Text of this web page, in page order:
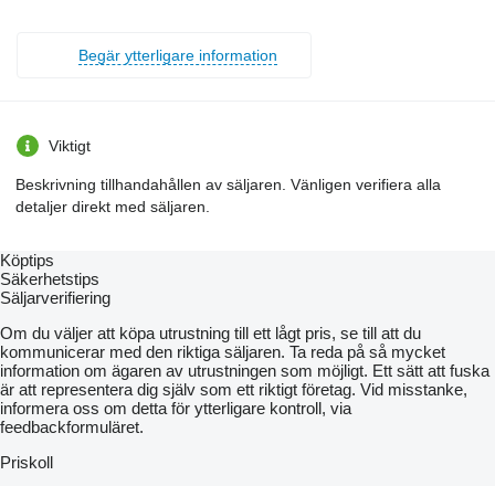
Begär ytterligare information
Viktigt
Beskrivning tillhandahållen av säljaren. Vänligen verifiera alla
detaljer direkt med säljaren.
Köptips
Säkerhetstips
Säljarverifiering
Om du väljer att köpa utrustning till ett lågt pris, se till att du
kommunicerar med den riktiga säljaren. Ta reda på så mycket
information om ägaren av utrustningen som möjligt. Ett sätt att fuska
är att representera dig själv som ett riktigt företag. Vid misstanke,
informera oss om detta för ytterligare kontroll, via
feedbackformuläret.
Priskoll